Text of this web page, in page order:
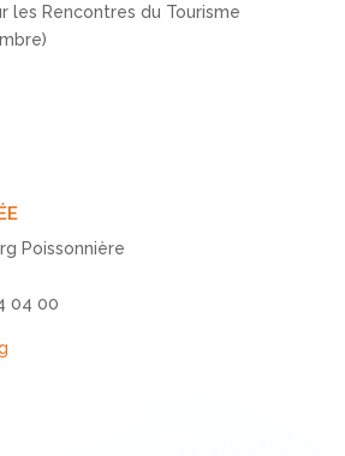
les Rencontres du Tourisme
Poissonnière
04 00